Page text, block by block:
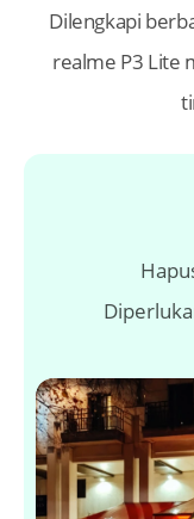
Dilengkapi
realme P3 Lite